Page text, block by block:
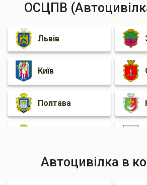
ОСЦПВ
Львів
Київ
Полтава
Чернігів
Автоцивілка в